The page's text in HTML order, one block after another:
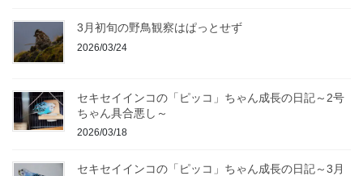
3月初旬の野鳥観察はぱっとせず
2026/03/24
セキセイインコの「ピッコ」ちゃん成長の日記～2号
ちゃん具合悪し～
2026/03/18
セキセイインコの「ピッコ」ちゃん成長の日記～3月